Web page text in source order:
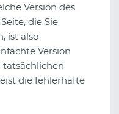
Version des
die Sie
ist also
Version
tatsächlichen
die fehlerhafte